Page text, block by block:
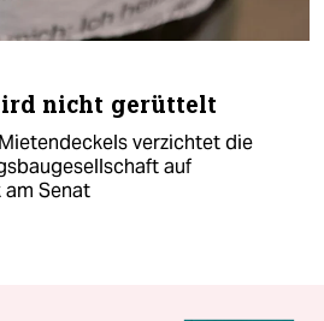
nicht gerüttelt
verzichtet die
auf
Senat